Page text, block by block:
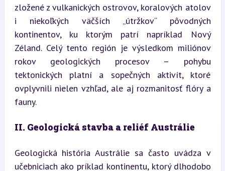
zložené z vulkanických ostrovov, koralových atolov
i niekoľkých väčších „útržkov“ pôvodných
kontinentov, ku ktorým patrí napríklad Nový
Zéland. Celý tento región je výsledkom miliónov
rokov geologických procesov – pohybu
tektonických platní a sopečných aktivít, ktoré
ovplyvnili nielen vzhľad, ale aj rozmanitosť flóry a
fauny.
II. Geologická stavba a reliéf Austrálie
Geologická história Austrálie sa často uvádza v
učebniciach ako príklad kontinentu, ktorý dlhodobo